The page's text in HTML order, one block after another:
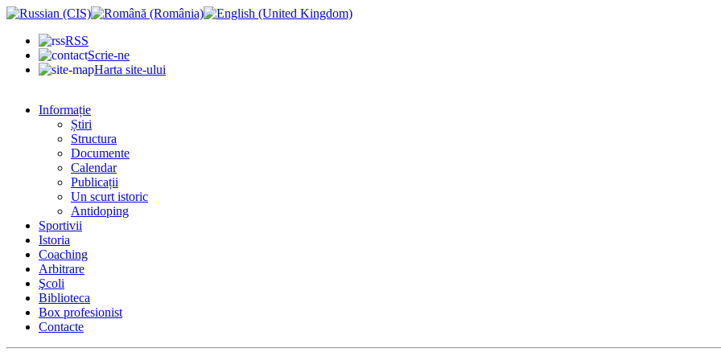
RSS
Scrie-ne
Harta site-ului
Informație
Știri
Structura
Documente
Calendar
Publicații
Un scurt istoric
Antidoping
Sportivii
Istoria
Coaching
Arbitrare
Şcoli
Biblioteca
Box profesionist
Contacte